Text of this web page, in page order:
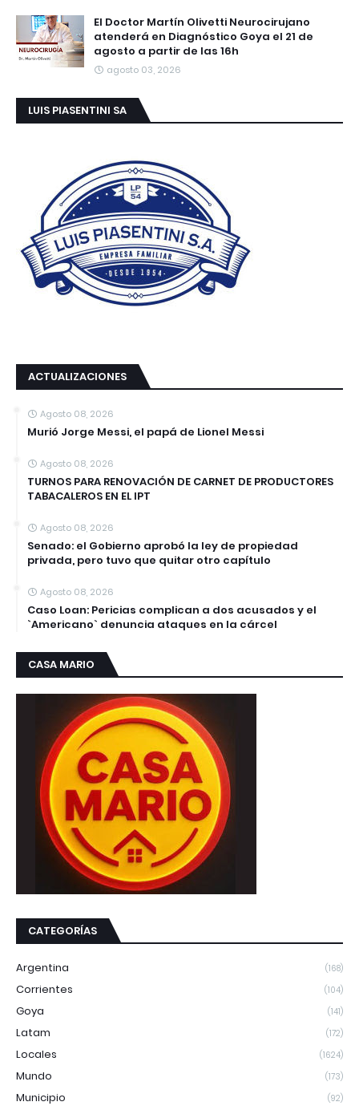
El Doctor Martín Olivetti Neurocirujano
atenderá en Diagnóstico Goya el 21 de
agosto a partir de las 16h
agosto 03, 2026
LUIS PIASENTINI SA
ACTUALIZACIONES
Agosto 08, 2026
Murió Jorge Messi, el papá de Lionel Messi
Agosto 08, 2026
TURNOS PARA RENOVACIÓN DE CARNET DE PRODUCTORES
TABACALEROS EN EL IPT
Agosto 08, 2026
Senado: el Gobierno aprobó la ley de propiedad
privada, pero tuvo que quitar otro capítulo
Agosto 08, 2026
Caso Loan: Pericias complican a dos acusados y el
`Americano` denuncia ataques en la cárcel
CASA MARIO
CATEGORÍAS
Argentina (168)
Corrientes (104)
Goya (141)
Latam (172)
Locales (1624)
Mundo (173)
Municipio (92)